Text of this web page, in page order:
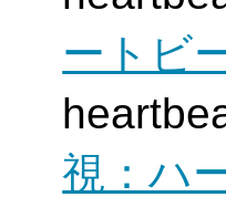
ートビ
視：ハ